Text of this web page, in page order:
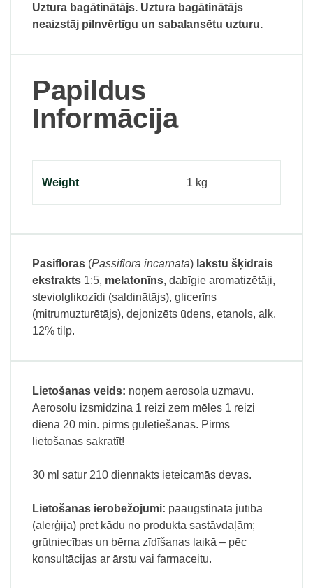
Uztura bagātinātājs. Uztura bagātinātājs
neaizstāj pilnvērtīgu un sabalansētu uzturu.
Papildus
Informācija
Weight 1 kg
Pasifloras (Passiflora incarnata) lakstu šķidrais
ekstrakts 1:5, melatonīns, dabīgie aromatizētāji,
steviolglikozīdi (saldinātājs), glicerīns
(mitrumuzturētājs), dejonizēts ūdens, etanols, alk.
12% tilp.
Lietošanas veids: noņem aerosola uzmavu.
Aerosolu izsmidzina 1 reizi zem mēles 1 reizi
dienā 20 min. pirms gulētiešanas. Pirms
lietošanas sakratīt!
30 ml satur 210 diennakts ieteicamās devas.
Lietošanas ierobežojumi: paaugstināta jutība
(alerģija) pret kādu no produkta sastāvdaļām;
grūtniecības un bērna zīdīšanas laikā – pēc
konsultācijas ar ārstu vai farmaceitu.